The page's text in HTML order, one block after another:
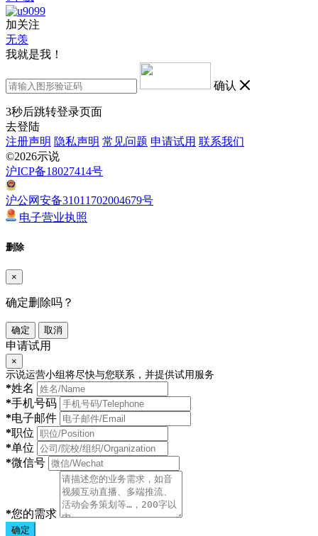
加关注
无羡
我就是我！
确认
3秒后跳转登录页面
去登陆
注册声明 隐私声明 常见问题 申请试用 联系我们
©2026示说
沪ICP备18027414号
沪公网安备31011702004679号
电子营业执照
删除
×
确定删除吗？
确定 取消
申请试用
×
示说运营小组将尽快与您联系，并提供试用服务
*姓名
*手机号码
*电子邮件
*职位
*单位
*微信号
*您的需求
确定